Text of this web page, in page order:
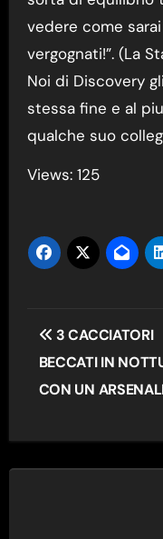
vedere come
vergognati!”. (La
Noi di Discovery
stessa fine e al
qualche suo
Views: 125
articoli
3 CACCIATORI
BECCATI IN
CON UN